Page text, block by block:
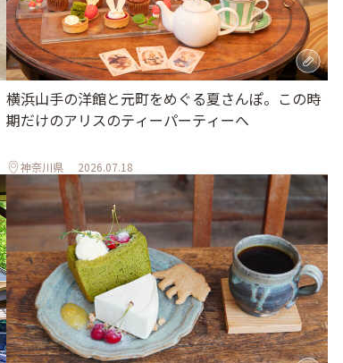
横浜山手の洋館と元町をめぐる夏さんぽ。この時
期だけのアリスのティーパーティーへ
神奈川県 2026.07.18